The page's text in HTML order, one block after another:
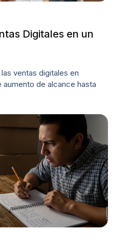
Digitales en un
ventas digitales en
de alcance hasta